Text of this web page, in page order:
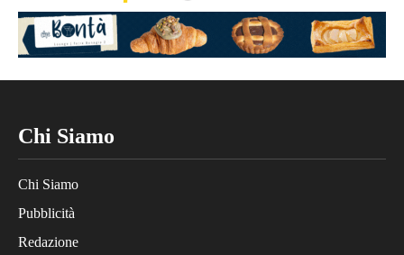
Chi Siamo
Chi Siamo
Pubblicità
Redazione